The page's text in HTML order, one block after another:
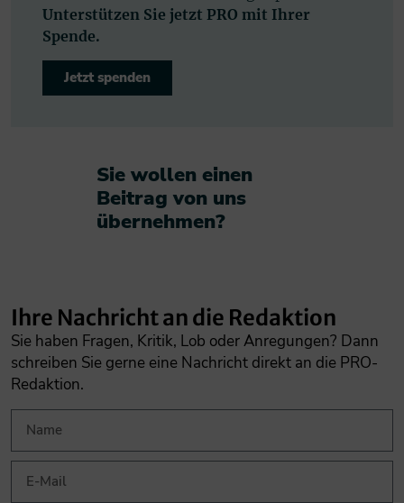
Unterstützen Sie jetzt PRO mit Ihrer
Spende.
Jetzt spenden
Sie wollen einen
Beitrag von uns
übernehmen?​
Ihre Nachricht an die Redaktion
Sie haben Fragen, Kritik, Lob oder Anregungen? Dann
schreiben Sie gerne eine Nachricht direkt an die PRO-
Redaktion.